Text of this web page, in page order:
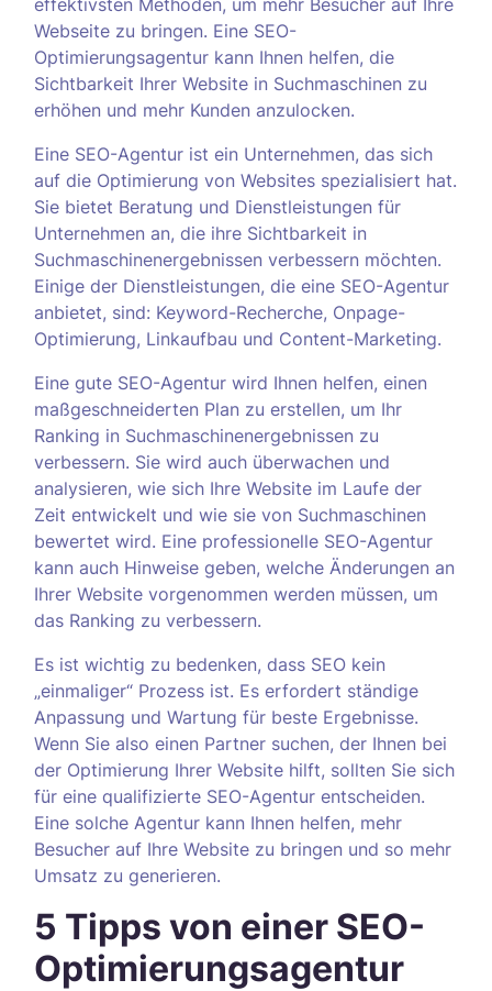
effektivsten Methoden, um mehr Besucher auf Ihre
Webseite zu bringen. Eine SEO-
Optimierungsagentur kann Ihnen helfen, die
Sichtbarkeit Ihrer Website in Suchmaschinen zu
erhöhen und mehr Kunden anzulocken.
Eine SEO-Agentur ist ein Unternehmen, das sich
auf die Optimierung von Websites spezialisiert hat.
Sie bietet Beratung und Dienstleistungen für
Unternehmen an, die ihre Sichtbarkeit in
Suchmaschinenergebnissen verbessern möchten.
Einige der Dienstleistungen, die eine SEO-Agentur
anbietet, sind: Keyword-Recherche, Onpage-
Optimierung, Linkaufbau und Content-Marketing.
Eine gute SEO-Agentur wird Ihnen helfen, einen
maßgeschneiderten Plan zu erstellen, um Ihr
Ranking in Suchmaschinenergebnissen zu
verbessern. Sie wird auch überwachen und
analysieren, wie sich Ihre Website im Laufe der
Zeit entwickelt und wie sie von Suchmaschinen
bewertet wird. Eine professionelle SEO-Agentur
kann auch Hinweise geben, welche Änderungen an
Ihrer Website vorgenommen werden müssen, um
das Ranking zu verbessern.
Es ist wichtig zu bedenken, dass SEO kein
„einmaliger“ Prozess ist. Es erfordert ständige
Anpassung und Wartung für beste Ergebnisse.
Wenn Sie also einen Partner suchen, der Ihnen bei
der Optimierung Ihrer Website hilft, sollten Sie sich
für eine qualifizierte SEO-Agentur entscheiden.
Eine solche Agentur kann Ihnen helfen, mehr
Besucher auf Ihre Website zu bringen und so mehr
Umsatz zu generieren.
5 Tipps von einer SEO-
Optimierungsagentur